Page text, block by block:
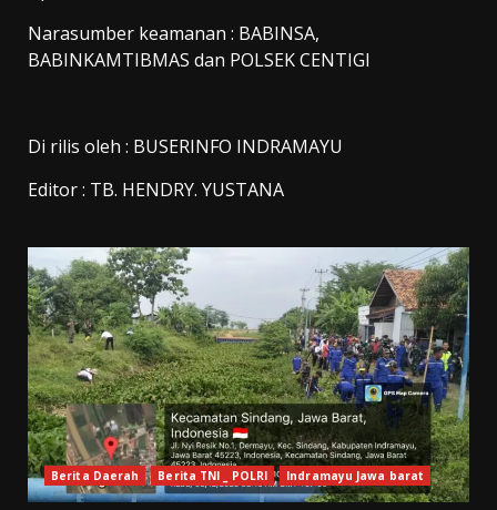
Narasumber keamanan : BABINSA,
BABINKAMTIBMAS dan POLSEK CENTIGI
Di rilis oleh : BUSERINFO INDRAMAYU
Editor : TB. HENDRY. YUSTANA
Berita Daerah Berita TNI _ POLRI Indramayu Jawa barat